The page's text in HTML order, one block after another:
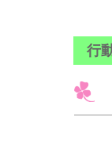
行
運